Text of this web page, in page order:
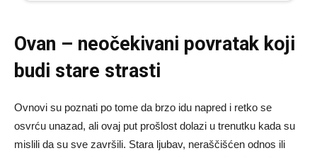
Ovan – neočekivani povratak koji
budi stare strasti
Ovnovi su poznati po tome da brzo idu napred i retko se
osvrću unazad, ali ovaj put prošlost dolazi u trenutku kada su
mislili da su sve završili. Stara ljubav, neraščišćen odnos ili